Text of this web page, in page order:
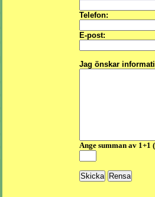
Telefon:
E-post:
Jag önskar
Ange summan av 1+1